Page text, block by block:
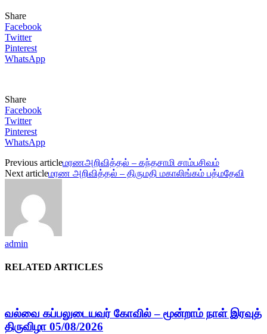
Share
Facebook
Twitter
Pinterest
WhatsApp
Share
Facebook
Twitter
Pinterest
WhatsApp
Previous articleமரணஅறிவித்தல் – கந்தசாமி சாம்பசிவம்
Next articleமரண அறிவித்தல் – திருமதி மகாலிங்கம் பத்மதேவி
admin
RELATED ARTICLES
வல்வை கப்பலுடையவர் கோவில் – மூன்றாம் நாள் இரவுத்
திருவிழா 05/08/2026